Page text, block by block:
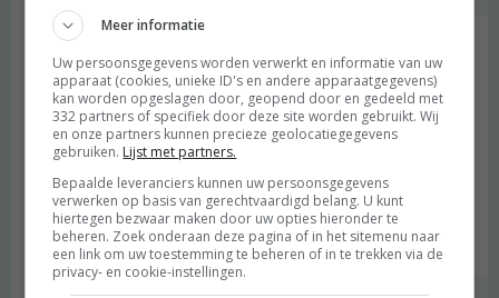
2017 OM
Ik neem zelf ook geregeld producten van Fair Trade Original mee
naar huis. Niet alleen zijn ze erg lekker, maar ook voel ik me er
beter bij. Wat een schattige dametjes, trouwens! Wat moet het
voor hen indrukwekkend geweest zijn om in zo’n hypermoderne
keuken te koken!
Beantwoorden
Meer informatie
Uw persoonsgegevens worden verwerkt en informatie van uw
apparaat (cookies, unieke ID's en andere apparaatgegevens)
kan worden opgeslagen door, geopend door en gedeeld met
332 partners of specifiek door deze site worden gebruikt. Wij
en onze partners kunnen precieze geolocatiegegevens
gebruiken. Lijst met partners.
Bepaalde leveranciers kunnen uw persoonsgegevens
verwerken op basis van gerechtvaardigd belang. U kunt
hiertegen bezwaar maken door uw opties hieronder te
beheren. Zoek onderaan deze pagina of in het sitemenu naar
een link om uw toestemming te beheren of in te trekken via de
privacy- en cookie-instellingen.